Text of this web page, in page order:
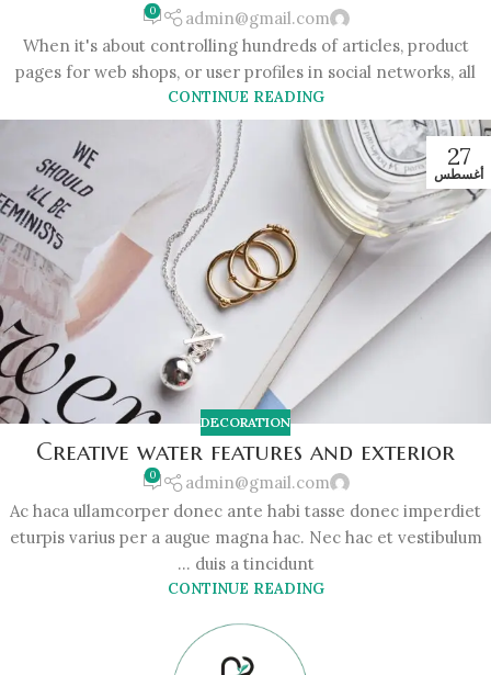
admin@gmail.com
0
When it's about controlling hundreds of articles, product
pages for web shops, or user profiles in social networks, all
CONTINUE READING
27
أغسطس
DECORATION
Creative water features and exterior
admin@gmail.com
0
Ac haca ullamcorper donec ante habi tasse donec imperdiet
eturpis varius per a augue magna hac. Nec hac et vestibulum
duis a tincidunt ...
CONTINUE READING